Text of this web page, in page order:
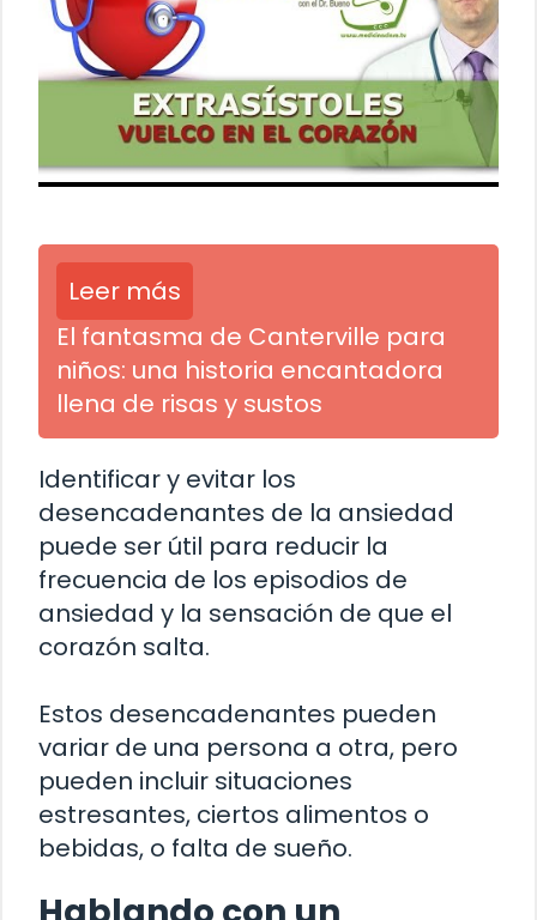
Leer más
El fantasma de Canterville para
niños: una historia encantadora
llena de risas y sustos
Identificar y evitar los
desencadenantes de la ansiedad
puede ser útil para reducir la
frecuencia de los episodios de
ansiedad y la sensación de que el
corazón salta.
Estos desencadenantes pueden
variar de una persona a otra, pero
pueden incluir situaciones
estresantes, ciertos alimentos o
bebidas, o falta de sueño.